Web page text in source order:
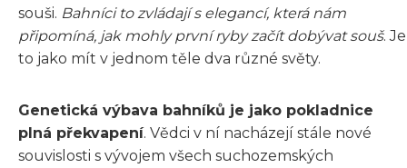
souši. Bahníci to zvládají s elegancí, která nám
připomíná, jak mohly první ryby začít dobývat souš. Je
to jako mít v jednom těle dva různé světy.
Genetická výbava bahníků je jako pokladnice
plná překvapení. Vědci v ní nacházejí stále nové
souvislosti s vývojem všech suchozemských